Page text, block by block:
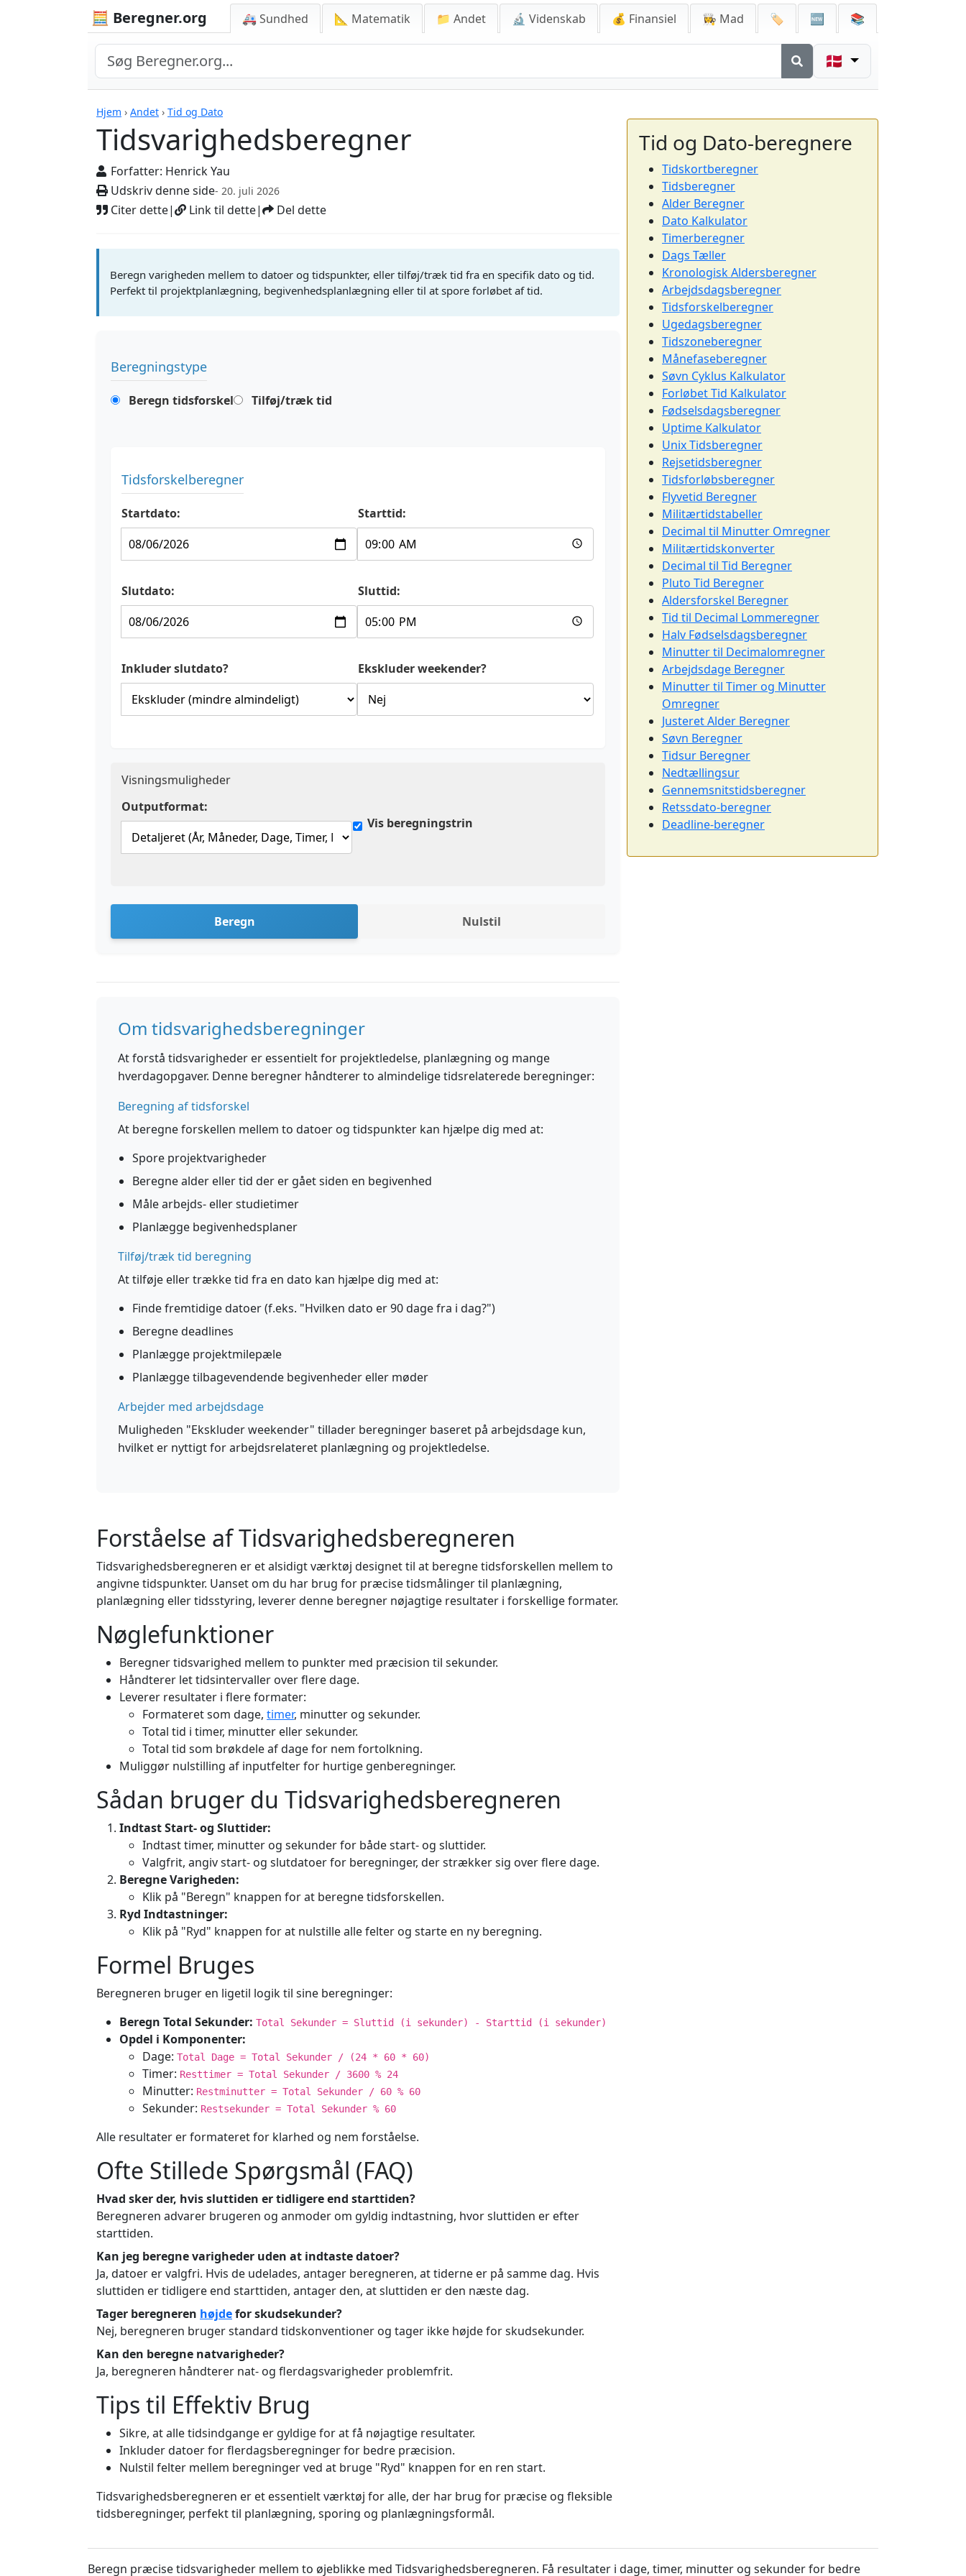
🧮 Beregner.org 🚑 Sundhed 📐 Matematik 📁 Andet 🔬 Videnskab 💰 Finansiel 👩‍🍳 Mad 🏷️ 🆕 📚
🇩🇰
Hjem › Andet › Tid og Dato
Tidsvarighedsberegner
Forfatter: Henrick Yau
Udskriv denne side- 20. juli 2026
Citer dette| Link til dette| Del dette
Beregnere
Beregn varigheden mellem to datoer og tidspunkter, eller tilføj/træk tid fra en specifik dato og tid.
Perfekt til projektplanlægning, begivenhedsplanlægning eller til at spore forløbet af tid.
Beregningstype
Beregn tidsforskel Tilføj/træk tid
Tidsforskelberegner
Startdato: Starttid:
Slutdato: Sluttid:
Inkluder slutdato? Ekskluder weekender?
Visningsmuligheder
Outputformat:
Vis beregningstrin
Beregn Nulstil
Om tidsvarighedsberegninger
At forstå tidsvarigheder er essentielt for projektledelse, planlægning og mange
hverdagopgaver. Denne beregner håndterer to almindelige tidsrelaterede beregninger:
Beregning af tidsforskel
At beregne forskellen mellem to datoer og tidspunkter kan hjælpe dig med at:
Spore projektvarigheder
Beregne alder eller tid der er gået siden en begivenhed
Måle arbejds- eller studietimer
Planlægge begivenhedsplaner
Tilføj/træk tid beregning
At tilføje eller trække tid fra en dato kan hjælpe dig med at:
Finde fremtidige datoer (f.eks. "Hvilken dato er 90 dage fra i dag?")
Beregne deadlines
Planlægge projektmilepæle
Planlægge tilbagevendende begivenheder eller møder
Arbejder med arbejdsdage
Muligheden "Ekskluder weekender" tillader beregninger baseret på arbejdsdage kun,
hvilket er nyttigt for arbejdsrelateret planlægning og projektledelse.
Forståelse af Tidsvarighedsberegneren
Tidsvarighedsberegneren er et alsidigt værktøj designet til at beregne tidsforskellen mellem to
angivne tidspunkter. Uanset om du har brug for præcise tidsmålinger til planlægning,
planlægning eller tidsstyring, leverer denne beregner nøjagtige resultater i forskellige formater.
Nøglefunktioner
Beregner tidsvarighed mellem to punkter med præcision til sekunder.
Håndterer let tidsintervaller over flere dage.
Leverer resultater i flere formater:
Formateret som dage, timer, minutter og sekunder.
Total tid i timer, minutter eller sekunder.
Total tid som brøkdele af dage for nem fortolkning.
Muliggør nulstilling af inputfelter for hurtige genberegninger.
Sådan bruger du Tidsvarighedsberegneren
Indtast Start- og Sluttider:
Indtast timer, minutter og sekunder for både start- og sluttider.
Valgfrit, angiv start- og slutdatoer for beregninger, der strækker sig over flere dage.
Beregne Varigheden:
Klik på "Beregn" knappen for at beregne tidsforskellen.
Ryd Indtastninger:
Klik på "Ryd" knappen for at nulstille alle felter og starte en ny beregning.
Formel Bruges
Beregneren bruger en ligetil logik til sine beregninger:
Beregn Total Sekunder: Total Sekunder = Sluttid (i sekunder) - Starttid (i sekunder)
Opdel i Komponenter:
Dage: Total Dage = Total Sekunder / (24 * 60 * 60)
Timer: Resttimer = Total Sekunder / 3600 % 24
Minutter: Restminutter = Total Sekunder / 60 % 60
Sekunder: Restsekunder = Total Sekunder % 60
Alle resultater er formateret for klarhed og nem forståelse.
Ofte Stillede Spørgsmål (FAQ)
Hvad sker der, hvis sluttiden er tidligere end starttiden?
Beregneren advarer brugeren og anmoder om gyldig indtastning, hvor sluttiden er efter
starttiden.
Kan jeg beregne varigheder uden at indtaste datoer?
Ja, datoer er valgfri. Hvis de udelades, antager beregneren, at tiderne er på samme dag. Hvis
sluttiden er tidligere end starttiden, antager den, at sluttiden er den næste dag.
Tager beregneren højdefor skudsekunder?
Nej, beregneren bruger standard tidskonventioner og tager ikke højde for skudsekunder.
Kan den beregne natvarigheder?
Ja, beregneren håndterer nat- og flerdagsvarigheder problemfrit.
Tips til Effektiv Brug
Sikre, at alle tidsindgange er gyldige for at få nøjagtige resultater.
Inkluder datoer for flerdagsberegninger for bedre præcision.
Nulstil felter mellem beregninger ved at bruge "Ryd" knappen for en ren start.
Tidsvarighedsberegneren er et essentielt værktøj for alle, der har brug for præcise og fleksible
tidsberegninger, perfekt til planlægning, sporing og planlægningsformål.
Tid og Dato-beregnere
Tidskortberegner
Tidsberegner
Alder Beregner
Dato Kalkulator
Timerberegner
Dags Tæller
Kronologisk Aldersberegner
Arbejdsdagsberegner
Tidsforskelberegner
Ugedagsberegner
Tidszoneberegner
Månefaseberegner
Søvn Cyklus Kalkulator
Forløbet Tid Kalkulator
Fødselsdagsberegner
Uptime Kalkulator
Unix Tidsberegner
Rejsetidsberegner
Tidsforløbsberegner
Flyvetid Beregner
Militærtidstabeller
Decimal til Minutter Omregner
Militærtidskonverter
Decimal til Tid Beregner
Pluto Tid Beregner
Aldersforskel Beregner
Tid til Decimal Lommeregner
Halv Fødselsdagsberegner
Minutter til Decimalomregner
Arbejdsdage Beregner
Minutter til Timer og Minutter
Omregner
Justeret Alder Beregner
Søvn Beregner
Tidsur Beregner
Nedtællingsur
Gennemsnitstidsberegner
Retssdato-beregner
Deadline-beregner
Beregn præcise tidsvarigheder mellem to øjeblikke med Tidsvarighedsberegneren. Få resultater i dage, timer, minutter og sekunder for bedre